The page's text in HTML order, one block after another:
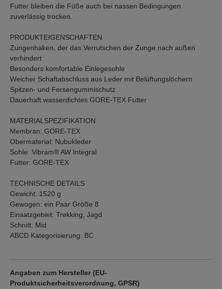
Futter bleiben die Füße auch bei nassen Bedingungen
zuverlässig trocken.
PRODUKTEIGENSCHAFTEN
Zungenhaken, der das Verrutschen der Zunge nach außen
verhindert
Besonders komfortable Einlegesohle
Weicher Schaftabschluss aus Leder mit Belüftungslöchern
Spitzen- und Fersengummischutz
Dauerhaft wasserdichtes GORE-TEX Futter
MATERIALSPEZIFIKATION
Membran: GORE-TEX
Obermaterial: Nubukleder
Sohle: Vibram® AW Integral
Futter: GORE-TEX
TECHNISCHE DETAILS
Gewicht: 1520 g
Gewogen: ein Paar Größe 8
Einsatzgebiet: Trekking, Jagd
Schnitt: Mid
ABCD Kategorisierung: BC
Angaben zum Hersteller (EU-
Produktsicherheitsverordnung, GPSR)